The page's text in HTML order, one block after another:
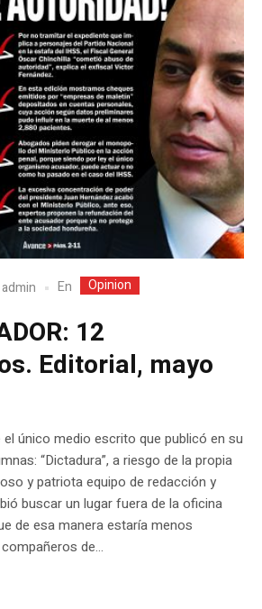
admin En Opinion
12
Editorial, mayo
el único medio escrito que publicó en su
“Dictadura”, a riesgo de la propia
y patriota equipo de redacción y
buscar un lugar fuera de la oficina
de esa manera estaría menos
de...